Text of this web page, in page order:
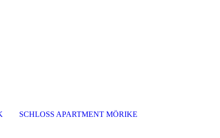
SCHLOSS APARTMENT MÖRIKE